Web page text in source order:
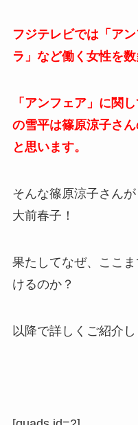
フジテレビでは「ア
ラ」など働く女性を
「アンフェア」に関
の雪平は篠原涼子さ
と思います。
そんな篠原涼子さん
大前春子！
果たしてなぜ、ここ
けるのか？
以降で詳しくご紹介し